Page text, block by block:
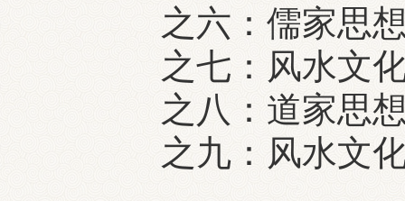
之六：儒家思想
之七：风水文
之八：道家思想
之九：风水文化